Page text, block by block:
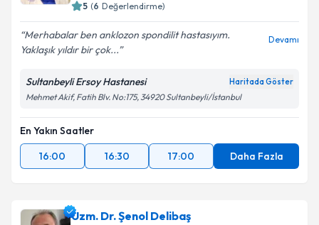
5 (6 Değerlendirme)
Merhabalar ben anklozon spondilit hastasıyım.
Yaklaşık yıldır bir çok...
Devamı
Sultanbeyli Ersoy Hastanesi Haritada Göster
Mehmet Akif, Fatih Blv. No:175, 34920 Sultanbeyli/İstanbul
En Yakın Saatler
16:00
16:30 17:00 Daha Fazla
Uzm. Dr. Şenol Delibaş